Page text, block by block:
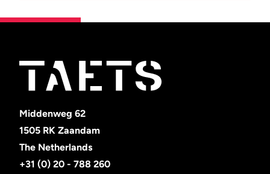
Middenweg 62
1505 RK Zaandam
The Netherlands
+31 (0) 20 - 788 260